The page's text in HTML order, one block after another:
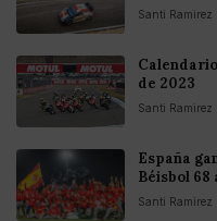
Santi Ramirez
de 2023
Santi Ramirez
España
Béisbol 68
Santi Ramirez